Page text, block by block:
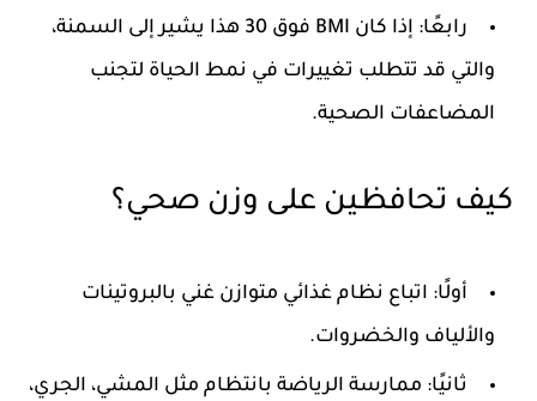
رابعًا: إذا كان BMI فوق 30
هذا يشير إلى السمنة،
والتي قد تتطلب تغييرات في نمط الحياة لتجنب
المضاعفات الصحية.
كيف تحافظين على وزن صحي؟
أولًا: اتباع نظام غذائي متوازن غني بالبروتينات
والألياف والخضروات.
ثانيًا: ممارسة الرياضة بانتظام مثل المشي، الجري،